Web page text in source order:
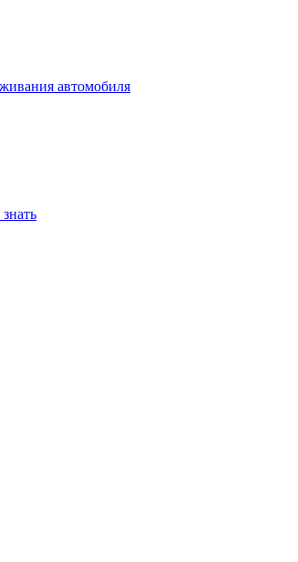
автомобиля